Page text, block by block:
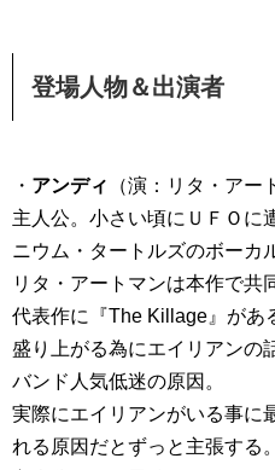
登場人物＆出演者
・ アンディ
（演：リタ・アー
主人公。小さい頃にＵＦＯに
ニウム・タートルズのボーカ
リタ・アートマンは本作で共
代表作に『The Killage』があ
盛り上がる為にエイリアンの
バンド人気低迷の原因。
実際にエイリアンがいる事に
れる原因だとずっと主張する。